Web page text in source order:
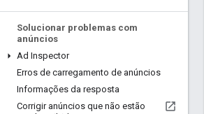
Solucionar problemas com
anúncios
Ad Inspector
Erros de carregamento de anúncios
Informações da resposta
Corrigir anúncios que não estão